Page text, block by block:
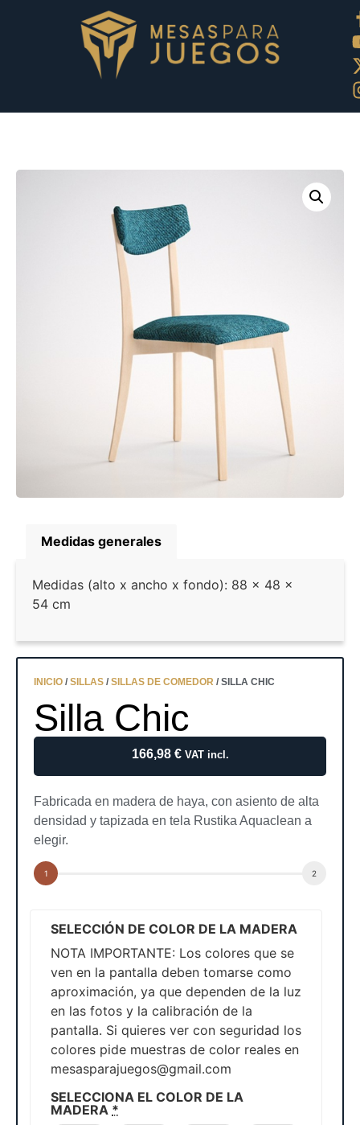
Medidas generales
Medidas (alto x ancho x fondo): 88 x 48 x
54 cm
INICIO / SILLAS / SILLAS DE COMEDOR / SILLA CHIC
Silla Chic
166,98 € VAT incl.
Fabricada en madera de haya, con asiento de alta
densidad y tapizada en tela Rustika Aquaclean a
elegir.
SELECCIÓN DE COLOR DE LA MADERA
NOTA IMPORTANTE: Los colores que se
ven en la pantalla deben tomarse como
aproximación, ya que dependen de la luz
en las fotos y la calibración de la
pantalla. Si quieres ver con seguridad los
colores pide muestras de color reales en
mesasparajuegos@gmail.com
SELECCIONA EL COLOR DE LA
MADERA *